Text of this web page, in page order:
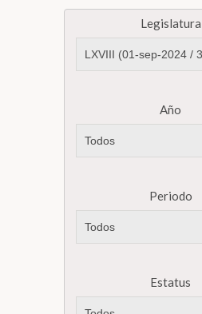
Legislatura
Año
Periodo
Estatus